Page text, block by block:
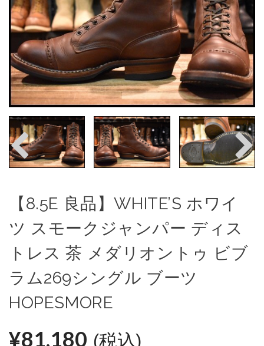
【8.5E 良品】WHITE’S ホワイ
ツ スモークジャンパー ディス
トレス 茶 メダリオントゥ ビブ
ラム269シングル ブーツ
HOPESMORE
¥81,180 (税込)